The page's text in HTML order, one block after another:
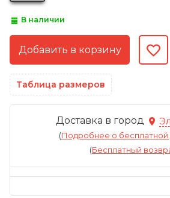
В наличии
Таблица размеров
Доставка в город
(Подробнее о бесплатной
(Бесплатный